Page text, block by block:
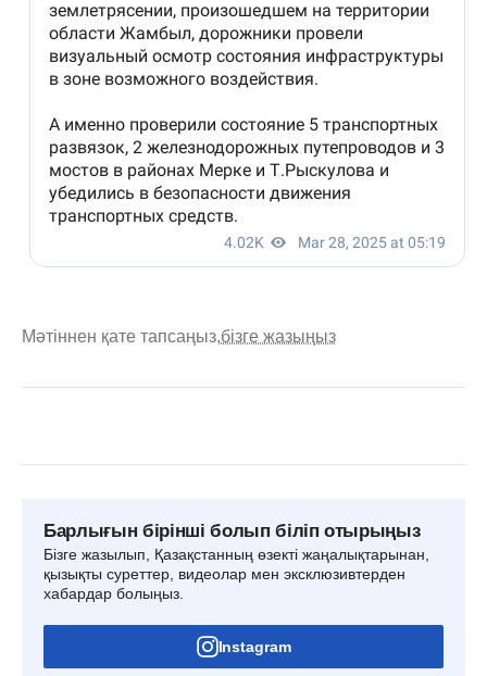
Мәтіннен қате тапсаңыз,бізге жазыңыз
Барлығын бірінші болып біліп отырыңыз
Бізге жазылып, Қазақстанның өзекті жаңалықтарынан,
қызықты суреттер, видеолар мен эксклюзивтерден
хабардар болыңыз.
Instagram